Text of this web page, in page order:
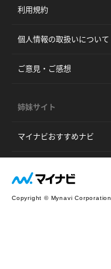
利用規約
個人情報の取扱いについて
ご意見・ご感想
姉妹サイト
マイナビおすすめナビ
Copyright © Mynavi Corporation